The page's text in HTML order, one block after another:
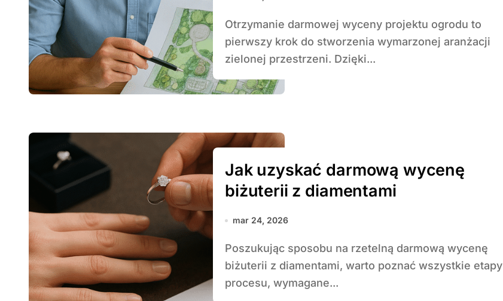
Otrzymanie darmowej wyceny projektu ogrodu to
pierwszy krok do stworzenia wymarzonej aranżacji
zielonej przestrzeni. Dzięki...
Jak uzyskać darmową wycenę
biżuterii z diamentami
mar 24, 2026
Poszukując sposobu na rzetelną darmową wycenę
biżuterii z diamentami, warto poznać wszystkie etapy
procesu, wymagane...